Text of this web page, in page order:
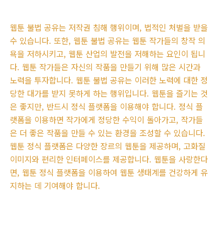
웹툰 불법 공유는 저작권 침해 행위이며, 법적인 처벌을 받을
수 있습니다. 또한, 웹툰 불법 공유는 웹툰 작가들의 창작 의
욕을 저하시키고, 웹툰 산업의 발전을 저해하는 요인이 됩니
다. 웹툰 작가들은 자신의 작품을 만들기 위해 많은 시간과
노력을 투자합니다. 웹툰 불법 공유는 이러한 노력에 대한 정
당한 대가를 받지 못하게 하는 행위입니다. 웹툰을 즐기는 것
은 좋지만, 반드시 정식 플랫폼을 이용해야 합니다. 정식 플
랫폼을 이용하면 작가에게 정당한 수익이 돌아가고, 작가들
은 더 좋은 작품을 만들 수 있는 환경을 조성할 수 있습니다.
웹툰 정식 플랫폼은 다양한 장르의 웹툰을 제공하며, 고화질
이미지와 편리한 인터페이스를 제공합니다. 웹툰을 사랑한다
면, 웹툰 정식 플랫폼을 이용하여 웹툰 생태계를 건강하게 유
지하는 데 기여해야 합니다.